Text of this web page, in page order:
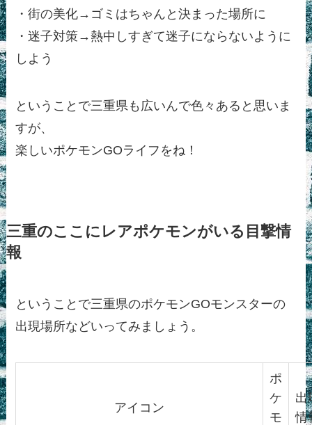
・街の美化→ゴミはちゃんと決まった場所に
・迷子対策→熱中しすぎて迷子にならないように
しよう
ということで三重県も広いんで色々あると思いま
すが、
楽しいポケモンGOライフをね！
三重のここにレアポケモンがいる目撃情
報
ということで三重県のポケモンGOモンスターの
出現場所などいってみましょう。
アイコン
ポ
ケ
モ
出
情